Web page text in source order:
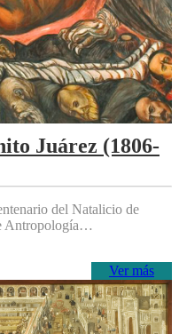
Juárez (1806-
del Natalicio de
Antropología…
Ver más